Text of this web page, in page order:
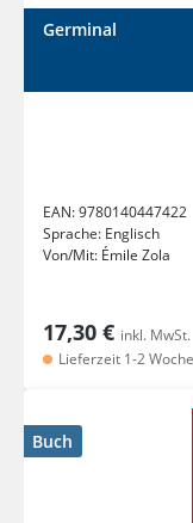
Germinal
EAN:9780140447422
Sprache: Englisch
Von/Mit: Émile Zola
17,30 € inkl. MwSt.
Lieferzeit 1-2
Buch